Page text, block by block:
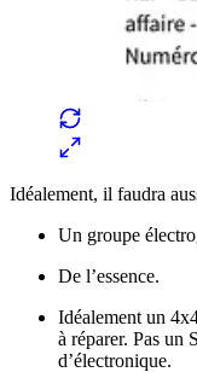
Idéalement, il faudra
Un groupe
De l’essence.
Idéalement un
à réparer. Pas un
d’électronique.